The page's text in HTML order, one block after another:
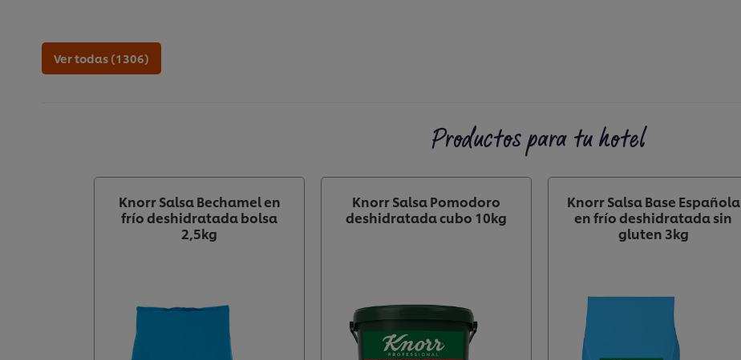
Ver todas (1306)
Productos para tu hotel
Knorr Salsa Bechamel en
frío deshidratada bolsa
2,5kg
Knorr Salsa Pomodoro
deshidratada cubo 10kg
Knorr Salsa Base Española
en frío deshidratada sin
gluten 3kg